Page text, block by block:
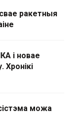
ракетныя
і новае
Хронікі
можа